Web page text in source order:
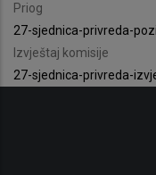
Priog
27-sjednica-privreda-
Izvještaj komisije
27-sjednica-privreda-